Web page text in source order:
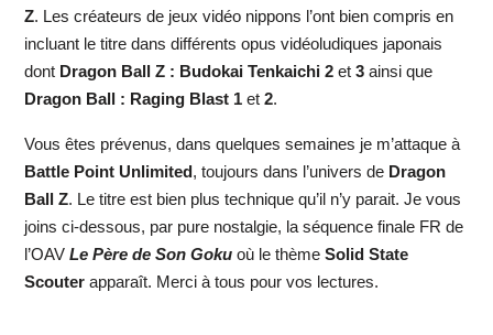
Z. Les créateurs de jeux vidéo nippons l’ont bien compris en
incluant le titre dans différents opus vidéoludiques japonais
dont Dragon Ball Z : Budokai Tenkaichi 2et3ainsi que
Dragon Ball : Raging Blast 1et 2.
Vous êtes prévenus, dans quelques semaines je m’attaque à
Battle Point Unlimited, toujours dans l’univers de Dragon
Ball Z. Le titre est bien plus technique qu’il n’y parait. Je vous
joins ci-dessous, par pure nostalgie, la séquence finale FR de
l’OAV Le Père de Son Gokuoù le thème Solid State
Scouterapparaît. Merci à tous pour vos lectures.